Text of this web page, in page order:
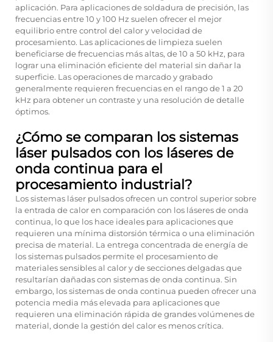
aplicación. Para aplicaciones de soldadura de precisión, las
frecuencias entre 10 y 100 Hz suelen ofrecer el mejor
equilibrio entre control del calor y velocidad de
procesamiento. Las aplicaciones de limpieza suelen
beneficiarse de frecuencias más altas, de 10 a 50 kHz, para
lograr una eliminación eficiente del material sin dañar la
superficie. Las operaciones de marcado y grabado
generalmente requieren frecuencias en el rango de 1 a 20
kHz para obtener un contraste y una resolución de detalle
óptimos.
¿Cómo se comparan los sistemas
láser pulsados con los láseres de
onda continua para el
procesamiento industrial?
Los sistemas láser pulsados ofrecen un control superior sobre
la entrada de calor en comparación con los láseres de onda
continua, lo que los hace ideales para aplicaciones que
requieren una mínima distorsión térmica o una eliminación
precisa de material. La entrega concentrada de energía de
los sistemas pulsados permite el procesamiento de
materiales sensibles al calor y de secciones delgadas que
resultarían dañadas con sistemas de onda continua. Sin
embargo, los sistemas de onda continua pueden ofrecer una
potencia media más elevada para aplicaciones que
requieren una eliminación rápida de grandes volúmenes de
material, donde la gestión del calor es menos crítica.